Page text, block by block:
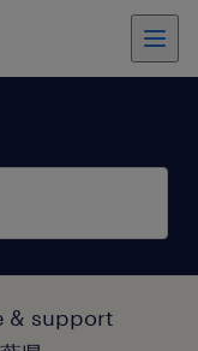
& support